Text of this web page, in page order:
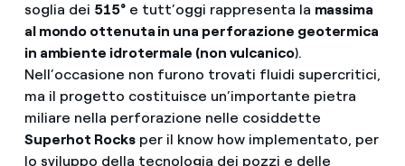
soglia dei 515°e tutt’oggi rappresenta la massima
al mondo ottenuta in una perforazione geotermica
in ambiente idrotermale (non vulcanico).
Nell’occasione non furono trovati fluidi supercritici,
ma il progetto costituisce un’importante pietra
miliare nella perforazione nelle cosiddette
Superhot Rocksper il know how implementato, per
lo sviluppo della tecnologia dei pozzi e delle